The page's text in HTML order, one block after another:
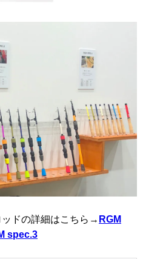
ッドの詳細はこちら→ RGM
spec.3